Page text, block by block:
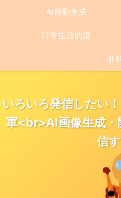
いろいろ発信したい
軍<br>AI画像生成・
信
AI自動生成
日常生活的談
非